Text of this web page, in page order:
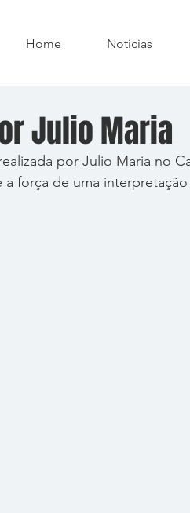
Home Noticias
Julio Maria
por Julio Maria no
força de uma